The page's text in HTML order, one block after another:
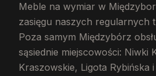
Meble na wymiar w
zasięgu naszych regularnych
Poza samym Międzybórz
sąsiednie miejscowości: Niwki
Kraszowskie, Ligota Rybińska